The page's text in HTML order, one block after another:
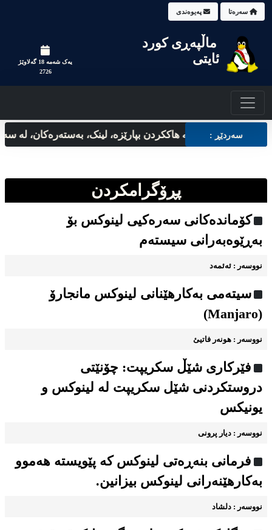
سه‌ره‌تا په‌یوه‌ندی
ماڵپه‌‌ڕی کورد
ئایتی
یه‌ک شه‌مه‌ 18 گه‌لاوێژ
2726
تەلەفۆنه‌که‌ت له له هاککردن بپارێزه‌، لینک، بەستەرەکان، لە
سه‌ردێڕ :
پڕۆگرامکردن
کۆماندەکانی سەرەکیی لینوکس بۆ
بەڕێوەبەرانی سیستەم
نووسه‌ر : ئه‌ئمه‌د
سیته‌می به‌کارهێنانی لینوکس مانجارۆ
(Manjaro)
نووسه‌ر : هونه‌ر فاتیئ
فێرکاری شێڵ سکریپت: چۆنێتی
دروستکردنی شێل سکریپت لە لینوکس و
یونیکس
نووسه‌ر : دیار پرونی
فرمانی بنەڕەتی لینوکس کە پێویستە هەموو
به‌کارهێنه‌رانی لینوکس بیزانین.
نووسه‌ر : دلشاد